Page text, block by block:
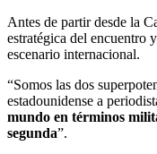
Antes de partir desde la
estratégica del encuentro
escenario internacional.
“Somos las dos
estadounidense a
mundo en términos
segunda”.